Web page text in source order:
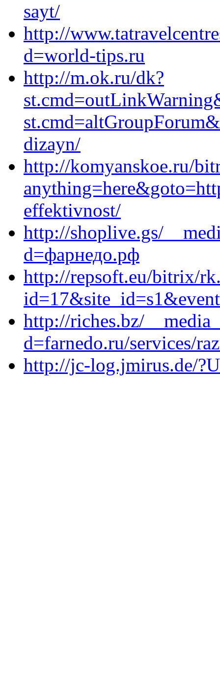
sayt/
http://
d=world-tips.ru
http://m.ok.ru/dk?
dizayn/
http://komyanskoe.ru/
effektivnost/
http://shoplive.gs/
d=фарнедо.рф
http://repsoft.eu/bitrix/
http://riches.bz/
d=farnedo.ru/services/
http://jc-log.jmirus.de/